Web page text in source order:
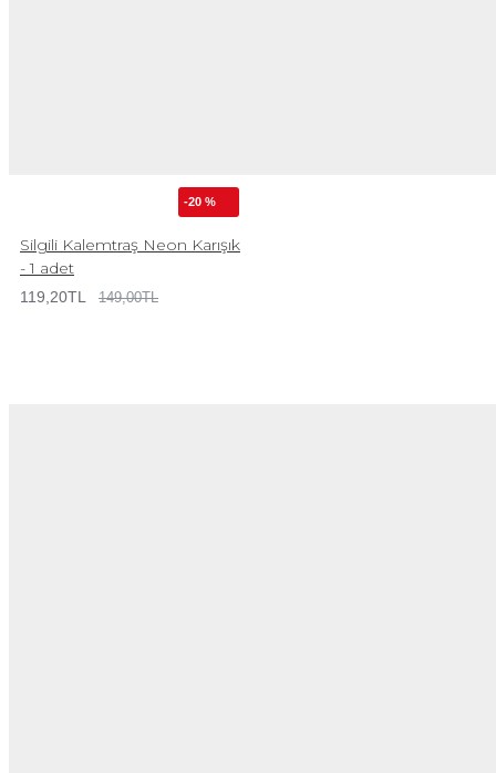
-20 %
Silgili Kalemtraş Neon Karışık
- 1 adet
119,20TL 149,00TL